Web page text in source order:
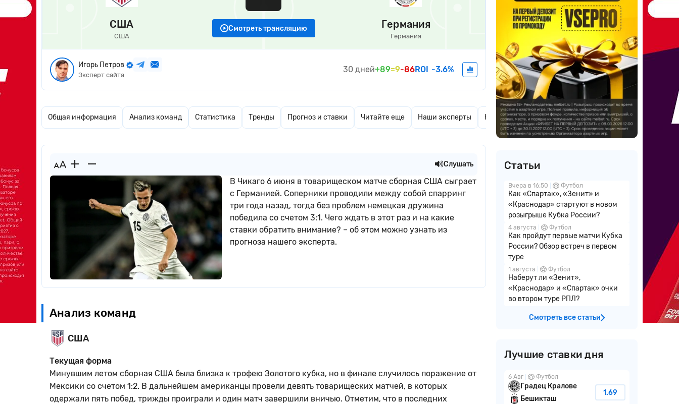
США
США
Германия
Германия
Смотреть трансляцию
Игорь Петров
Эксперт сайта
30 дней+89=9-86ROI -3.6%
Общая информация Анализ команд Статистика Тренды Прогноз и ставки Читайте еще Наши эксперты Калькулятор ставок Актуальные новости
Слушать
В Чикаго 6 июня в товарищеском матче сборная США сыграет
с Германией. Соперники проводили между собой спарринг
три года назад, тогда без проблем немецкая дружина
победила со счетом 3:1. Чего ждать в этот раз и на какие
ставки обратить внимание? – об этом можно узнать из
прогноза нашего эксперта.
Анализ команд
США
Текущая форма
Минувшим летом сборная США была близка к трофею Золотого кубка, но в финале случилось поражение от
Мексики со счетом 1:2. В дальнейшем американцы провели девять товарищеских матчей, в которых
одержали пять побед, трижды проиграли и один матч завершили вничью. Отметим, что в последних
Статьи
Вчера в 16:50 Футбол
Как «Спартак», «Зенит» и
«Краснодар» стартуют в новом
розыгрыше Кубка России?
4 августа Футбол
Как пройдут первые матчи Кубка
России? Обзор встреч в первом
туре
1 августа Футбол
Наберут ли «Зенит»,
«Краснодар» и «Спартак» очки
во втором туре РПЛ?
Смотреть все статьи
Лучшие ставки дня
6 Авг Футбол
Градец Кралове
Бешикташ
1.69